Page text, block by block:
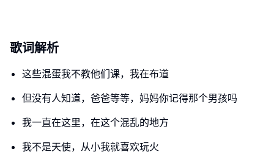
歌词解析
这些混蛋我不教他们课，我在布道
但没有人知道，爸爸等等，妈妈你记得那个男孩吗
我一直在这里，在这个混乱的地方
我不是天使，从小我就喜欢玩火